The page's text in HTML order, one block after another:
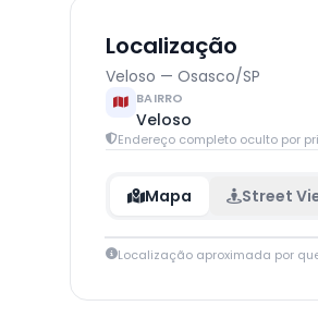
Localização
Veloso — Osasco/SP
BAIRRO
Veloso
Endereço completo oculto por
Mapa Street
+
−
Localização aproximada por